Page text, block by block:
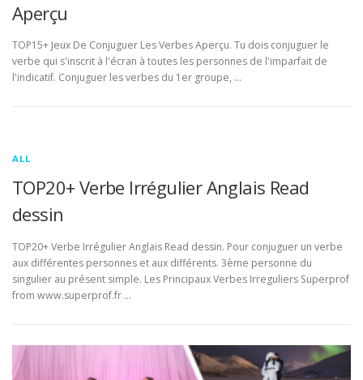
Aperçu
TOP15+ Jeux De Conjuguer Les Verbes Aperçu. Tu dois conjuguer le
verbe qui s'inscrit à l'écran à toutes les personnes de l'imparfait de
l'indicatif. Conjuguer les verbes du 1er groupe, …
ALL
TOP20+ Verbe Irrégulier Anglais Read
dessin
TOP20+ Verbe Irrégulier Anglais Read dessin. Pour conjuguer un verbe
aux différentes personnes et aux différents. 3ème personne du
singulier au présent simple. Les Principaux Verbes Irreguliers Superprof
from www.superprof.fr …